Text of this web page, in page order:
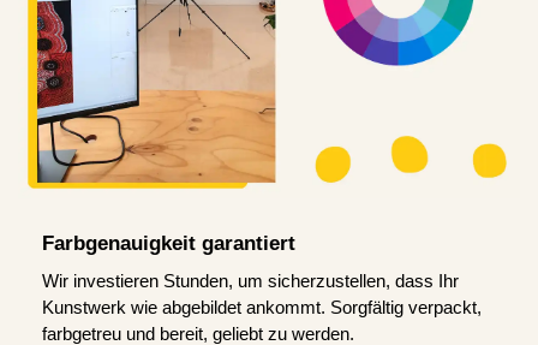
Farbgenauigkeit garantiert
Wir investieren Stunden, um sicherzustellen, dass Ihr
Kunstwerk wie abgebildet ankommt. Sorgfältig verpackt,
farbgetreu und bereit, geliebt zu werden.